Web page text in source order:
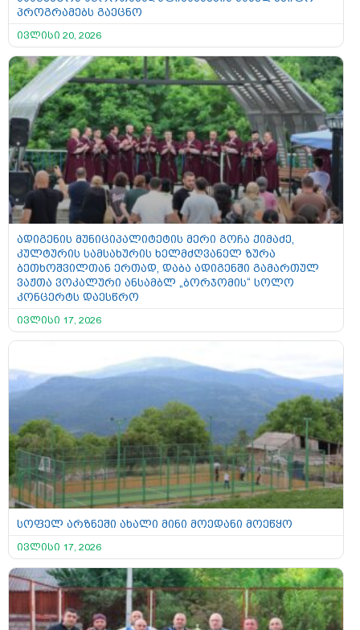
პროგრამებს გაეცნო
ივლისი 20, 2026
ადიგენის მუნიციპალიტეტის მერი გოჩა ქიმაძე,
კულტურის სამსახურის ხელმძღვანელ ზურა
ბეთხოშვილთან ერთად, დაბა ადიგენში გამართულ
ვაჟთა ვოკალური ანსამბლ „ბორჯომის“ სოლო
კონცერტს დაესწრო
ივლისი 17, 2026
სოფელ არზნეში ახალი მინი მოედანი მოეწყო
ივლისი 17, 2026